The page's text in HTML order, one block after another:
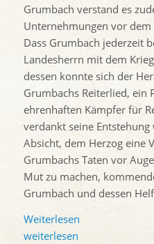
Grumbach verstand es
Unternehmungen vor
Dass Grumbach jederzeit
Landesherrn mit dem
dessen konnte sich der
Grumbachs Reiterlied, ein
ehrenhaften Kämpfer für
verdankt seine
Absicht, dem Herzog eine
Grumbachs Taten vor
Mut zu machen,
Grumbach und dessen
Weiterlesen
weiterlesen